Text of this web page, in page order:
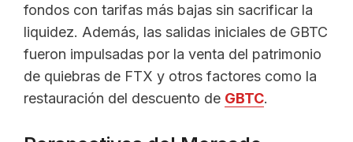
fondos con tarifas más bajas sin sacrificar la
liquidez. Además, las salidas iniciales de GBTC
fueron impulsadas por la venta del patrimonio
de quiebras de FTX y otros factores como la
restauración del descuento de GBTC.